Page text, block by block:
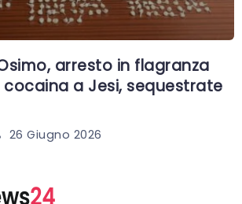
arresto in flagranza
a Jesi, sequestrate
26 Giugno 2026